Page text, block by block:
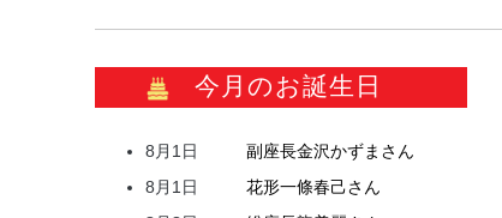
今月のお誕生日
8月1日 副座長金沢かずま さん
8月1日
花形一條春己さん